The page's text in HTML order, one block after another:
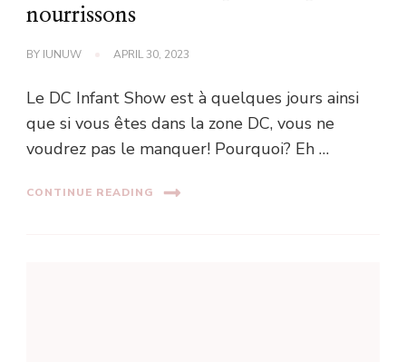
nourrissons
BY IUNUW APRIL 30, 2023
Le DC Infant Show est à quelques jours ainsi
que si vous êtes dans la zone DC, vous ne
voudrez pas le manquer! Pourquoi? Eh …
CONTINUE READING